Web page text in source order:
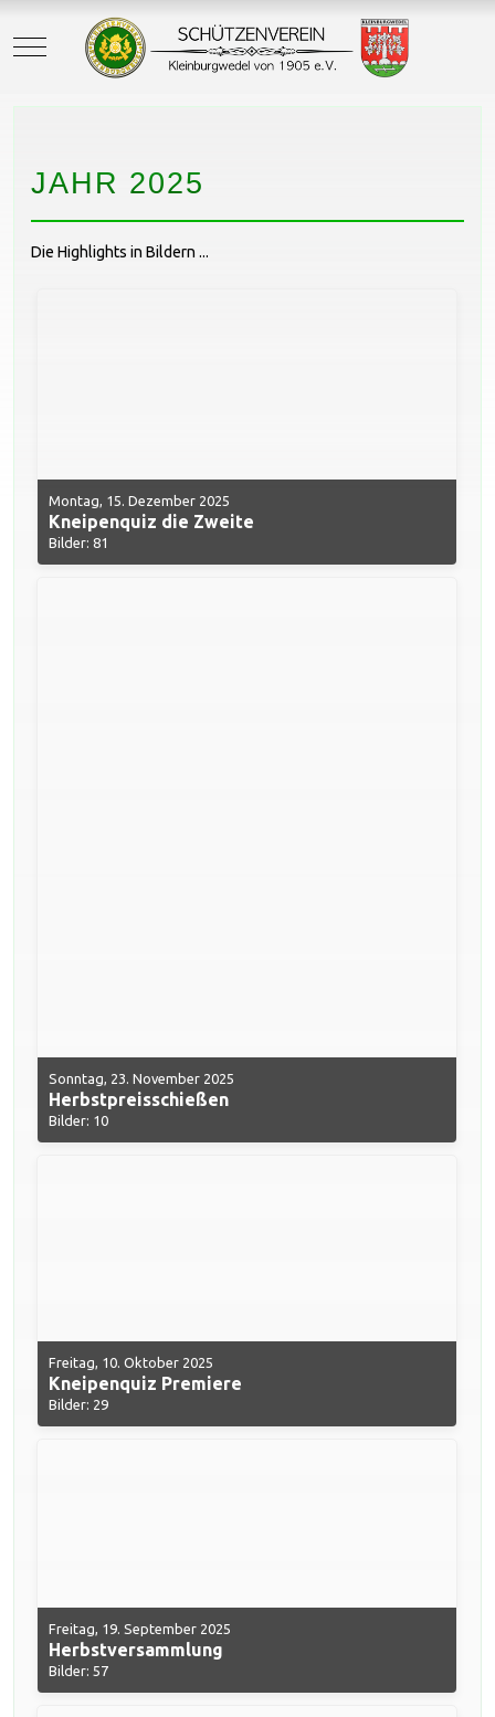
Mobile Menu Toggle
JAHR 2025
Die Highlights in Bildern ...
Montag, 15. Dezember 2025
Kneipenquiz die Zweite
Bilder: 81
Sonntag, 23. November 2025
Herbstpreisschießen
Bilder: 10
Freitag, 10. Oktober 2025
Kneipenquiz Premiere
Bilder: 29
Freitag, 19. September 2025
Herbstversammlung
Bilder: 57